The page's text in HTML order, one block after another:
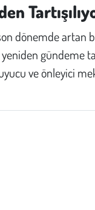
dönemde artan
gündeme
ve önleyici